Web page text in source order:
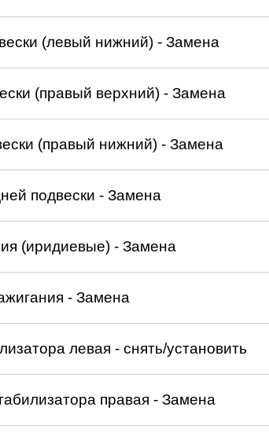
(левый нижний) - Замена
(правый верхний) - Замена
(правый нижний) - Замена
подвески - Замена
(иридиевые) - Замена
- Замена
левая - снять/установить
правая - Замена